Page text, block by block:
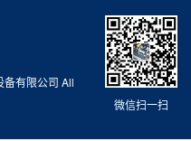
微信扫一扫
有限公司 All